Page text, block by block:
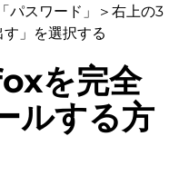
パスワード」＞右上の3
」を選択する
を完全
ルする方